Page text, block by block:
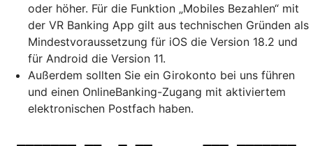
oder höher. Für die Funktion „Mobiles Bezahlen“ mit
der VR Banking App gilt aus technischen Gründen als
Mindestvoraussetzung für iOS die Version 18.2 und
für Android die Version 11.
Außerdem sollten Sie ein Girokonto bei uns führen
und einen OnlineBanking-Zugang mit aktiviertem
elektronischen Postfach haben.